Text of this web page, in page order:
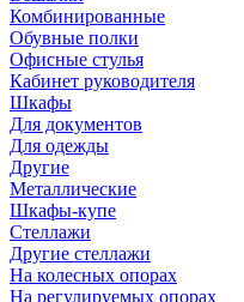
Комбинированные
Обувные полки
Офисные стулья
Кабинет руководителя
Шкафы
Для документов
Для одежды
Другие
Металлические
Шкафы-купе
Стеллажи
Другие стеллажи
На колесных опорах
На регулируемых опорах